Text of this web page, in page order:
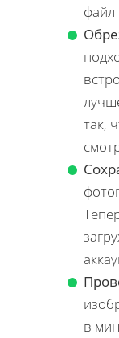
файл
так,
в